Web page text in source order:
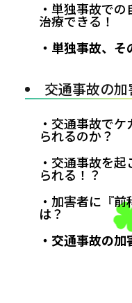
・単独事故で
治療できる！
・単独事故、
交通事故の加
・交通事故で
られるのか？
・交通事故を
られる！？
・加害者に『
は？
・交通事故の